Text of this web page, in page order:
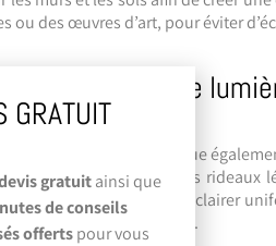
ou des œuvres d’art, pour éviter
sur les effets de
des murs, l’éclairage joue
et en utilisant des rideaux
LED lumineuses pour éclairer
espace étroit et encombré.
GRATUIT
gratuitainsi que
de conseils
offertspour vous